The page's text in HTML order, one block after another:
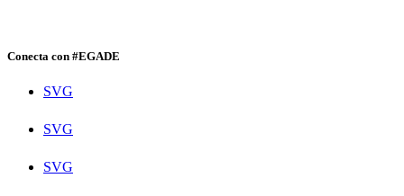
Conecta con #EGADE
SVG
SVG
SVG